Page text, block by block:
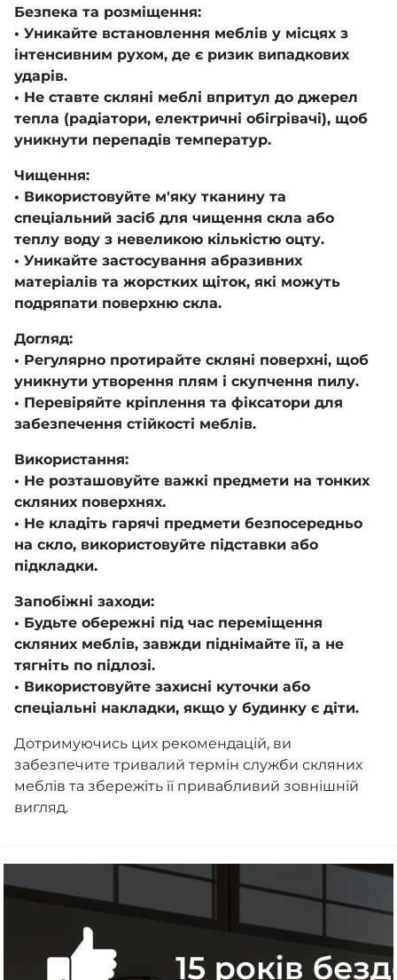
Безпека та розміщення:
• Уникайте встановлення меблів у місцях з
інтенсивним рухом, де є ризик випадкових
ударів.
• Не ставте скляні меблі впритул до джерел
тепла (радіатори, електричні обігрівачі), щоб
уникнути перепадів температур.
Чищення:
• Використовуйте м'яку тканину та
спеціальний засіб для чищення скла або
теплу воду з невеликою кількістю оцту.
• Уникайте застосування абразивних
матеріалів та жорстких щіток, які можуть
подряпати поверхню скла.
Догляд:
• Регулярно протирайте скляні поверхні, щоб
уникнути утворення плям і скупчення пилу.
• Перевіряйте кріплення та фіксатори для
забезпечення стійкості меблів.
Використання:
• Не розташовуйте важкі предмети на тонких
скляних поверхнях.
• Не кладіть гарячі предмети безпосередньо
на скло, використовуйте підставки або
підкладки.
Запобіжні заходи:
• Будьте обережні під час переміщення
скляних меблів, завжди піднімайте її, а не
тягніть по підлозі.
• Використовуйте захисні куточки або
спеціальні накладки, якщо у будинку є діти.
Дотримуючись цих рекомендацій, ви
забезпечите тривалий термін служби скляних
меблів та збережіть її привабливий зовнішній
вигляд.